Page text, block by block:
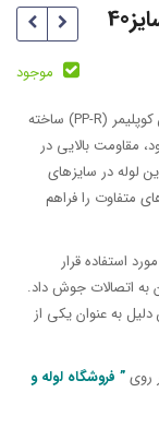
موجود
اتصالات پلیمری آذین زانو 45 درجه از جنس پلی‌پروپیلن کوپلیمر (PP-R) ساخته
مقاومت بالایی در
لوله در سایزهای
متفاوت را فراهم
استفاده قرار
به اتصالات جوش داد.
به عنوان یکی از
روی” فروشگاه لوله و